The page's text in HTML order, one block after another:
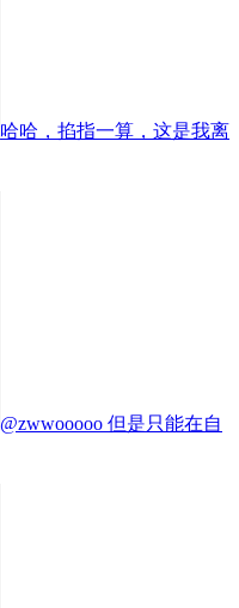
哈哈，掐指一算，这是我离
@zwwooooo 但是只能在自